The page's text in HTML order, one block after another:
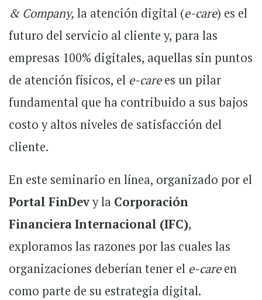
& Company, la atención digital (e-care) es el
futuro del servicio al cliente y, para las
empresas 100% digitales, aquellas sin puntos
de atención físicos, el e-carees un pilar
fundamental que ha contribuido a sus bajos
costo y altos niveles de satisfacción del
cliente.
En este seminario en línea, organizado por el
Portal FinDevy la Corporación
Financiera Internacional (IFC),
exploramos las razones por las cuales las
organizaciones deberían tener el e-careen
como parte de su estrategia digital.